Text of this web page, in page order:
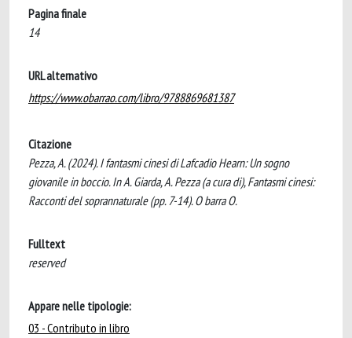
Pagina finale
14
URL alternativo
https://www.obarrao.com/libro/9788869681387
Citazione
Pezza, A. (2024). I fantasmi cinesi di Lafcadio Hearn: Un sogno
giovanile in boccio. In A. Giarda, A. Pezza (a cura di), Fantasmi cinesi:
Racconti del soprannaturale (pp. 7-14). O barra O.
Fulltext
reserved
Appare nelle tipologie:
03 - Contributo in libro